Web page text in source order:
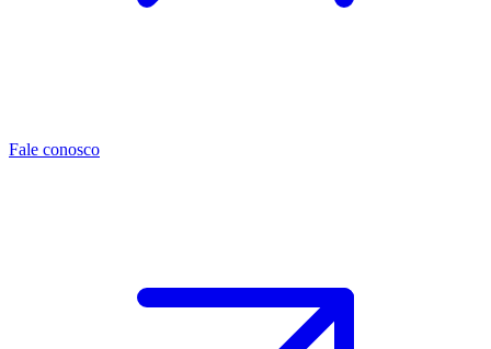
Fale conosco